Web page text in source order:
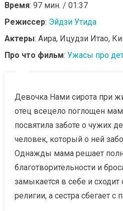
Время: 97 мин. / 01:37
Режиссер: Эйдзи Утида
Актеры: Аира, Ицудзи Итао,
Про что фильм: Ужасы про
Девочка Нами сирота при
отец всецело поглощен
посвятила заботе о чужих
человек, который о ней
Однажды мама решает
благотворительности и
замыкается в себе и сходит
религии, а сестра сбегает с